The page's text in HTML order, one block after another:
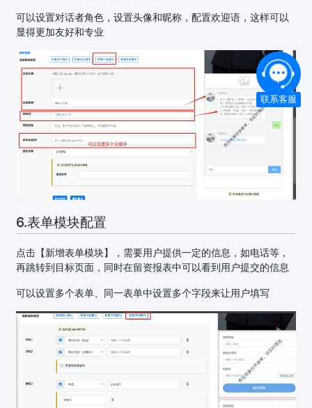
可以设置对话者角色，设置头像和昵称，配置欢迎语，这样可以
显得更加友好和专业
6.表单模块配置
点击【新增表单模块】，需要用户提供一定的信息，如电话等，
再跳转到目标页面，同时在留资报表中可以看到用户提交的信息
可以设置多个表单、同一表单中设置多个字段来让用户填写
联系客服